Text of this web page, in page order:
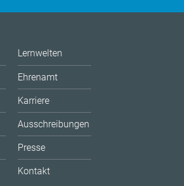
Lernwelten
Ehrenamt
Karriere
Ausschreibungen
Presse
Kontakt